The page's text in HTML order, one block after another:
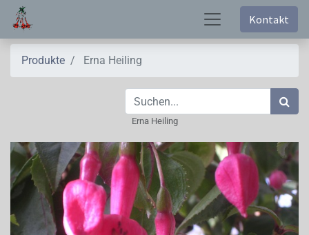
Kontakt
Produkte Erna Heiling
Erna Heiling